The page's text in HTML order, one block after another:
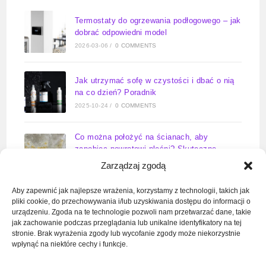
Zarządzaj zgodą
Aby zapewnić jak najlepsze wrażenia, korzystamy z technologii, takich jak
pliki cookie, do przechowywania i/lub uzyskiwania dostępu do informacji o
urządzeniu. Zgoda na te technologie pozwoli nam przetwarzać dane, takie
jak zachowanie podczas przeglądania lub unikalne identyfikatory na tej
stronie. Brak wyrażenia zgody lub wycofanie zgody może niekorzystnie
wpłynąć na niektóre cechy i funkcje.
Termostaty do ogrzewania podłogowego – jak
dobrać odpowiedni model
2026-03-06 / 0 COMMENTS
Jak utrzymać sofę w czystości i dbać o nią
na co dzień? Poradnik
2025-10-24 / 0 COMMENTS
Co można położyć na ścianach, aby
zapobiec powrotowi pleśni? Skuteczne
rozwiązania na lata
Zawór wody do pralki kiedy otwarty –
kompletny poradnik
2025-09-11 / 0 COMMENTS